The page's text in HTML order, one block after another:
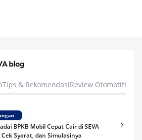
blog
Tips & RekomendasiReview Otomotif
BPKB Mobil Cepat Cair di SEVA
Cek Syarat, dan Simulasinya